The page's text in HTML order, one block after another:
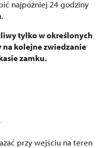
najpóźniej 24 godziny
tylko w określonych
kolejne zwiedzanie
zamku.
przy wejściu na teren